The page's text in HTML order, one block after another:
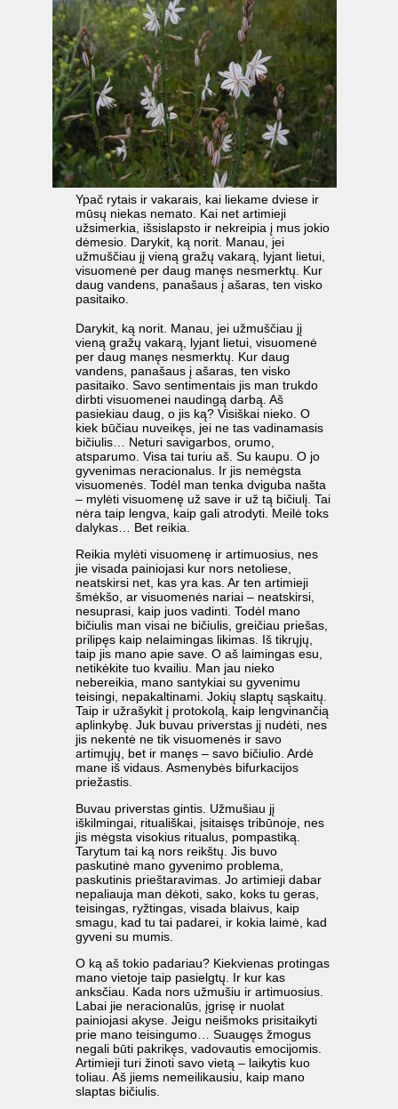
Ypač rytais ir vakarais, kai liekame dviese ir
mūsų niekas nemato. Kai net artimieji
užsimerkia, išsislapsto ir nekreipia į mus jokio
dėmesio. Darykit, ką norit. Manau, jei
užmuščiau jį vieną gražų vakarą, lyjant lietui,
visuomenė per daug manęs nesmerktų. Kur
daug vandens, panašaus į ašaras, ten visko
pasitaiko.
Darykit, ką norit. Manau, jei užmuščiau jį
vieną gražų vakarą, lyjant lietui, visuomenė
per daug manęs nesmerktų. Kur daug
vandens, panašaus į ašaras, ten visko
pasitaiko. Savo sentimentais jis man trukdo
dirbti visuomenei naudingą darbą. Aš
pasiekiau daug, o jis ką? Visiškai nieko. O
kiek būčiau nuveikęs, jei ne tas vadinamasis
bičiulis… Neturi savigarbos, orumo,
atsparumo. Visa tai turiu aš. Su kaupu. O jo
gyvenimas neracionalus. Ir jis nemėgsta
visuomenės. Todėl man tenka dviguba našta
– mylėti visuomenę už save ir už tą bičiulį. Tai
nėra taip lengva, kaip gali atrodyti. Meilė toks
dalykas… Bet reikia.
Reikia mylėti visuomenę ir artimuosius, nes
jie visada painiojasi kur nors netoliese,
neatskirsi net, kas yra kas. Ar ten artimieji
šmėkšo, ar visuomenės nariai – neatskirsi,
nesuprasi, kaip juos vadinti. Todėl mano
bičiulis man visai ne bičiulis, greičiau priešas,
prilipęs kaip nelaimingas likimas. Iš tikrųjų,
taip jis mano apie save. O aš laimingas esu,
netikėkite tuo kvailiu. Man jau nieko
nebereikia, mano santykiai su gyvenimu
teisingi, nepakaltinami. Jokių slaptų sąskaitų.
Taip ir užrašykit į protokolą, kaip lengvinančią
aplinkybę. Juk buvau priverstas jį nudėti, nes
jis nekentė ne tik visuomenės ir savo
artimųjų, bet ir manęs – savo bičiulio. Ardė
mane iš vidaus. Asmenybės bifurkacijos
priežastis.
Buvau priverstas gintis. Užmušiau jį
iškilmingai, rituališkai, įsitaisęs tribūnoje, nes
jis mėgsta visokius ritualus, pompastiką.
Tarytum tai ką nors reikštų. Jis buvo
paskutinė mano gyvenimo problema,
paskutinis prieštaravimas. Jo artimieji dabar
nepaliauja man dėkoti, sako, koks tu geras,
teisingas, ryžtingas, visada blaivus, kaip
smagu, kad tu tai padarei, ir kokia laimė, kad
gyveni su mumis.
O ką aš tokio padariau? Kiekvienas protingas
mano vietoje taip pasielgtų. Ir kur kas
anksčiau. Kada nors užmušiu ir artimuosius.
Labai jie neracionalūs, įgrisę ir nuolat
painiojasi akyse. Jeigu neišmoks prisitaikyti
prie mano teisingumo… Suaugęs žmogus
negali būti pakrikęs, vadovautis emocijomis.
Artimieji turi žinoti savo vietą – laikytis kuo
toliau. Aš jiems nemeilikausiu, kaip mano
slaptas bičiulis.